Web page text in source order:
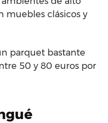
muebles clásicos y
parquet bastante
50 y 80 euros por